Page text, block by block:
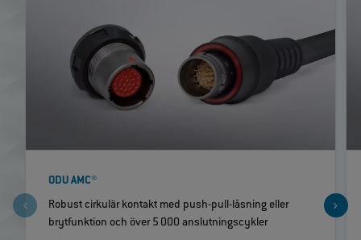
ODU AMC®
Robust cirkulär kontakt med push-pull-låsning eller
brytfunktion och över 5 000 anslutningscykler